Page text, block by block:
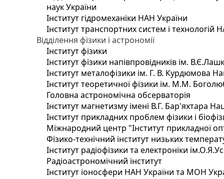
наук України
Інститут гідромеханіки НАН України
Інститут транспортних систем і технологій
Відділення фізики і астрономії
Інститут фізики
Інститут фізики напівпровідників ім.
Інститут металофізики ім. Г. В. Курдюмова
Інститут теоретичної фізики ім. М.М.
Головна астрономічна обсерваторія
Інститут магнетизму імені В.Г. Бар'яхтара
Інститут прикладних проблем фізики і
Міжнародний центр "Інститут прикладної
Фізико-технічний інститут низьких
Інститут радіофізики та електроніки
Радіоастрономічний інститут
Інститут іоносфери НАН України та МОН